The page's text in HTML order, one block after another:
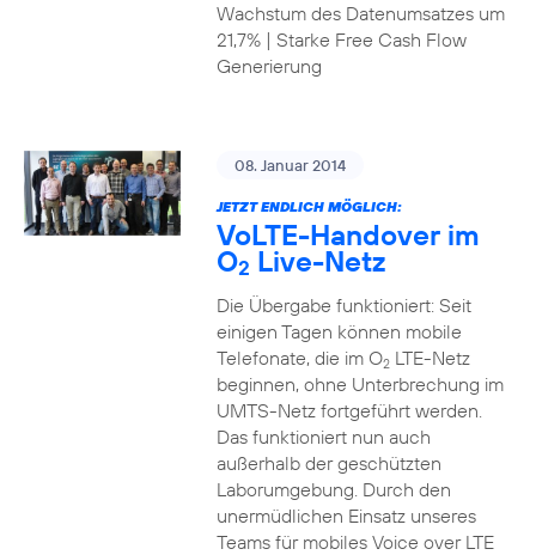
Wachstum des Datenumsatzes um
21,7% | Starke Free Cash Flow
Generierung
08. Januar 2014
JETZT ENDLICH MÖGLICH:
VoLTE-Handover im
O2 Live-Netz
Die Übergabe funktioniert: Seit
einigen Tagen können mobile
Telefonate, die im O2LTE-Netz
beginnen, ohne Unterbrechung im
UMTS-Netz fortgeführt werden.
Das funktioniert nun auch
außerhalb der geschützten
Laborumgebung. Durch den
unermüdlichen Einsatz unseres
Teams für mobiles Voice over LTE